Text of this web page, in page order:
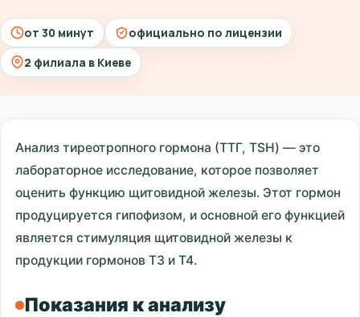
от 30 минут
официально по лицензии
2 филиала в Киеве
Анализ тиреотропного гормона (ТТГ, TSH) — это
лабораторное исследование, которое позволяет
оценить функцию щитовидной железы. Этот гормон
продуцируется гипофизом, и основной его функцией
является стимуляция щитовидной железы к
продукции гормонов Т3 и Т4.
Показания к анализу